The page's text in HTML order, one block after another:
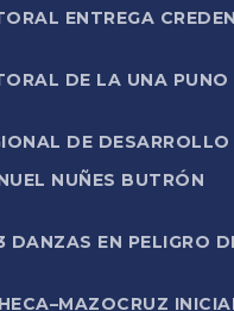
ENTREGA
DE LA UNA
DE
NUÑES BUTRÓN
DANZAS EN PELIGRO